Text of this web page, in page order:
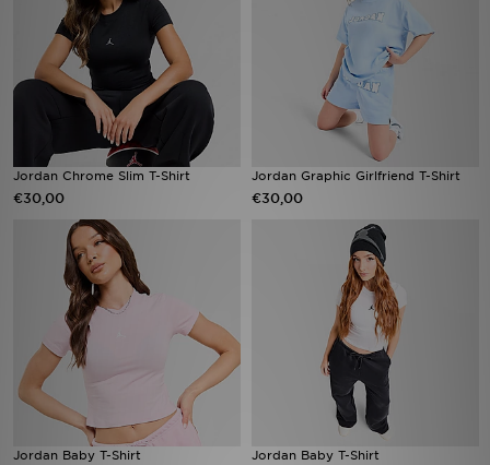
Jordan Chrome Slim T-Shirt
€30,00
Jordan Graphic Girlfriend T-Shirt
€30,00
Jordan Baby T-Shirt Jordan Baby T-Shirt
Bestelling traceren
Mijn JD
Klantenservice
Download de app
Wie wij zijn